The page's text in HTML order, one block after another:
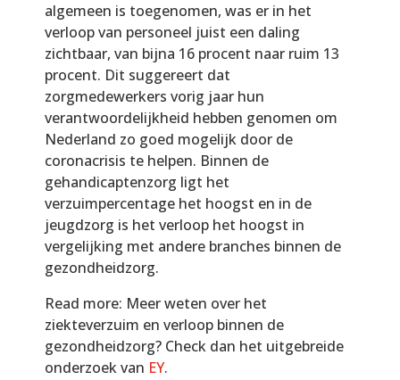
algemeen is toegenomen, was er in het
verloop van personeel juist een daling
zichtbaar, van bijna 16 procent naar ruim 13
procent. Dit suggereert dat
zorgmedewerkers vorig jaar hun
verantwoordelijkheid hebben genomen om
Nederland zo goed mogelijk door de
coronacrisis te helpen. Binnen de
gehandicaptenzorg ligt het
verzuimpercentage het hoogst en in de
jeugdzorg is het verloop het hoogst in
vergelijking met andere branches binnen de
gezondheidzorg.
Read more: Meer weten over het
ziekteverzuim en verloop binnen de
gezondheidzorg? Check dan het uitgebreide
onderzoek van EY.